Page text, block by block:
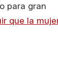
para gran
que la